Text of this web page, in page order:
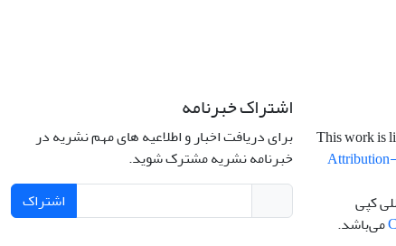
کپی
می‌باشد.
اشتراک خبرنامه
برای دریافت اخبار و اطلاعیه های مهم نشریه در
خبرنامه نشریه مشترک شوید.
اشتراک